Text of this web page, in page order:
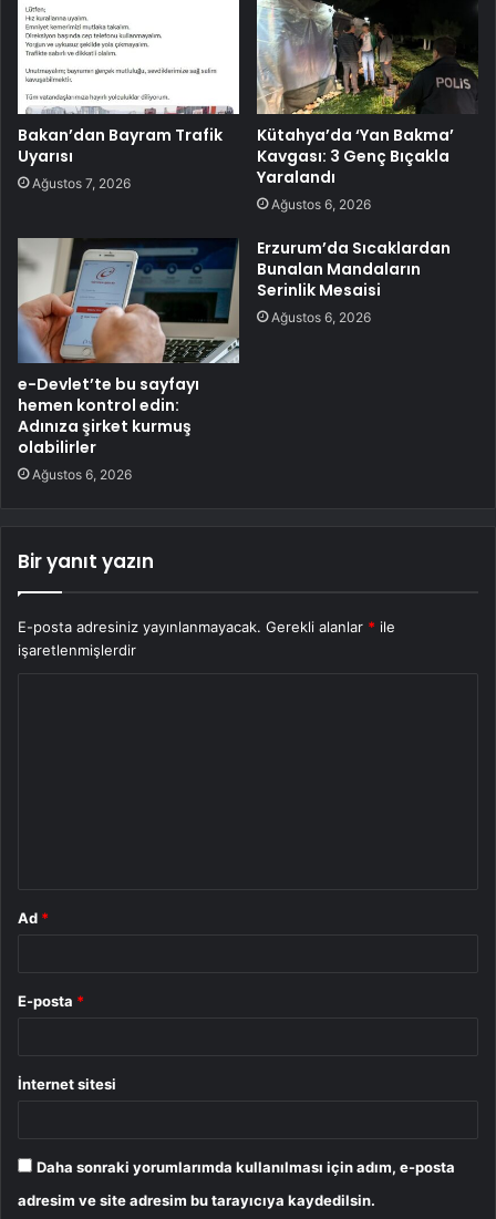
Bakan’dan Bayram Trafik
Uyarısı
Ağustos 7, 2026
Kütahya’da ‘Yan Bakma’
Kavgası: 3 Genç Bıçakla
Yaralandı
Ağustos 6, 2026
e-Devlet’te bu sayfayı
hemen kontrol edin:
Adınıza şirket kurmuş
olabilirler
Ağustos 6, 2026
Erzurum’da Sıcaklardan
Bunalan Mandaların
Serinlik Mesaisi
Ağustos 6, 2026
Bir yanıt yazın
E-posta adresiniz yayınlanmayacak. Gerekli alanlar * ile
işaretlenmişlerdir
Ad *
E-posta *
İnternet sitesi
Daha sonraki yorumlarımda kullanılması için adım, e-posta
adresim ve site adresim bu tarayıcıya kaydedilsin.